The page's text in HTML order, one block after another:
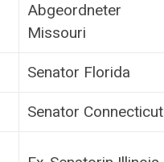
Abgeordneter
Missouri
Senator Florida
Senator Connecticut